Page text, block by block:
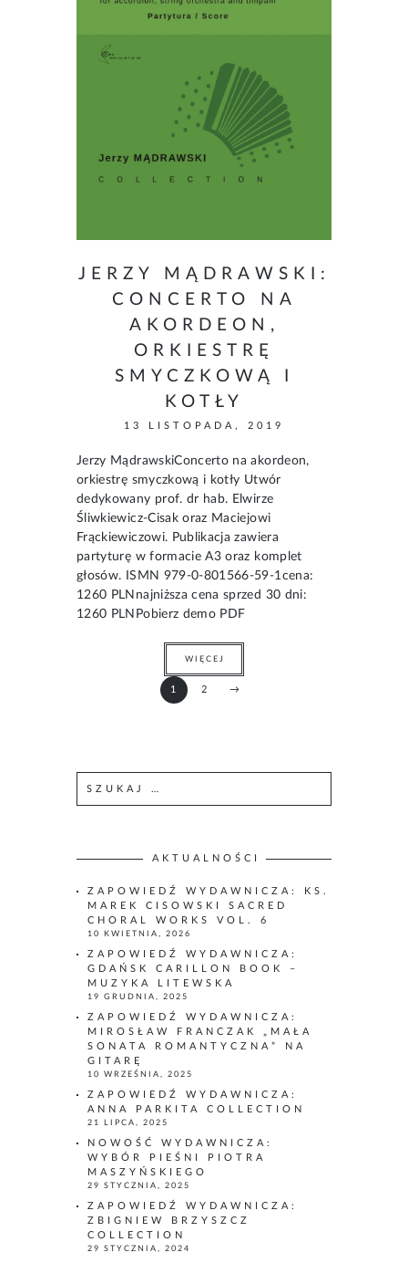
JERZY MĄDRAWSKI:
CONCERTO NA
AKORDEON,
ORKIESTRĘ
SMYCZKOWĄ I
KOTŁY
13 LISTOPADA, 2019
Jerzy MądrawskiConcerto na akordeon,
orkiestrę smyczkową i kotły Utwór
dedykowany prof. dr hab. Elwirze
Śliwkiewicz-Cisak oraz Maciejowi
Frąckiewiczowi. Publikacja zawiera
partyturę w formacie A3 oraz komplet
głosów. ISMN 979-0-801566-59-1cena:
1260 PLNnajniższa cena sprzed 30 dni:
1260 PLNPobierz demo PDF
WIĘCEJ
1 2 →
a
:
AKTUALNOŚCI
ZAPOWIEDŹ WYDAWNICZA: KS.
MAREK CISOWSKI SACRED
CHORAL WORKS VOL. 6
10 KWIETNIA, 2026
ZAPOWIEDŹ WYDAWNICZA:
GDAŃSK CARILLON BOOK –
MUZYKA LITEWSKA
19 GRUDNIA, 2025
ZAPOWIEDŹ WYDAWNICZA:
MIROSŁAW FRANCZAK „MAŁA
SONATA ROMANTYCZNA” NA
GITARĘ
10 WRZEŚNIA, 2025
ZAPOWIEDŹ WYDAWNICZA:
ANNA PARKITA COLLECTION
21 LIPCA, 2025
NOWOŚĆ WYDAWNICZA:
WYBÓR PIEŚNI PIOTRA
MASZYŃSKIEGO
29 STYCZNIA, 2025
ZAPOWIEDŹ WYDAWNICZA:
ZBIGNIEW BRZYSZCZ
COLLECTION
29 STYCZNIA, 2024